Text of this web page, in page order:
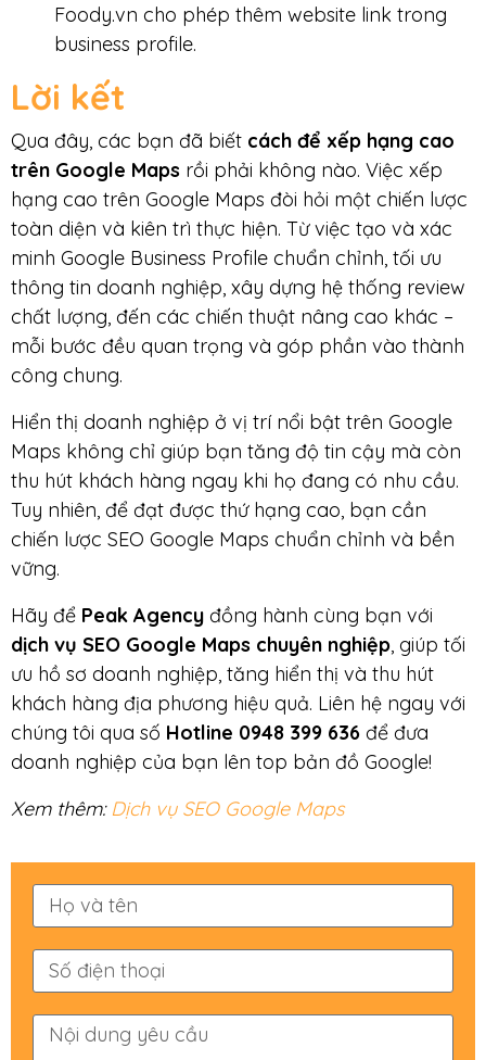
Foody.vn cho phép thêm website link trong
business profile.
Lời kết
Qua đây, các bạn đã biết cách để xếp hạng cao
trên Google Maps rồi phải không nào. Việc xếp
hạng cao trên Google Maps đòi hỏi một chiến lược
toàn diện và kiên trì thực hiện. Từ việc tạo và xác
minh Google Business Profile chuẩn chỉnh, tối ưu
thông tin doanh nghiệp, xây dựng hệ thống review
chất lượng, đến các chiến thuật nâng cao khác –
mỗi bước đều quan trọng và góp phần vào thành
công chung.
Hiển thị doanh nghiệp ở vị trí nổi bật trên Google
Maps không chỉ giúp bạn tăng độ tin cậy mà còn
thu hút khách hàng ngay khi họ đang có nhu cầu.
Tuy nhiên, để đạt được thứ hạng cao, bạn cần
chiến lược SEO Google Maps chuẩn chỉnh và bền
vững.
Hãy để Peak Agency đồng hành cùng bạn với
dịch vụ SEO Google Maps chuyên nghiệp, giúp tối
ưu hồ sơ doanh nghiệp, tăng hiển thị và thu hút
khách hàng địa phương hiệu quả. Liên hệ ngay với
chúng tôi qua số Hotline 0948 399 636 để đưa
doanh nghiệp của bạn lên top bản đồ Google!
Xem thêm:Dịch vụ SEO Google Maps